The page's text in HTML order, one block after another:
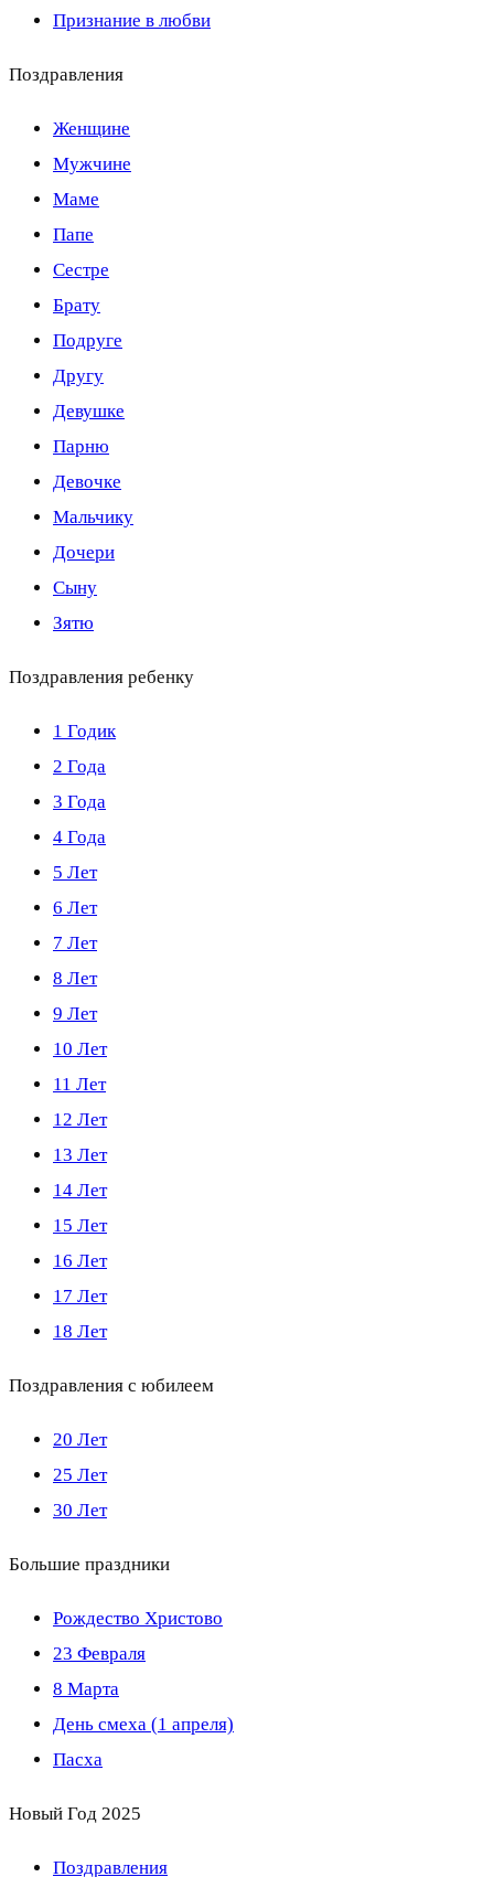
Признание в любви
Поздравления
Женщине
Мужчине
Маме
Папе
Сестре
Брату
Подруге
Другу
Девушке
Парню
Девочке
Мальчику
Дочери
Сыну
Зятю
Поздравления ребенку
1 Годик
2 Года
3 Года
4 Года
5 Лет
6 Лет
7 Лет
8 Лет
9 Лет
10 Лет
11 Лет
12 Лет
13 Лет
14 Лет
15 Лет
16 Лет
17 Лет
18 Лет
Поздравления с юбилеем
20 Лет
25 Лет
30 Лет
Большие праздники
Рождество Христово
23 Февраля
8 Марта
День смеха (1 апреля)
Пасха
Новый Год 2025
Поздравления